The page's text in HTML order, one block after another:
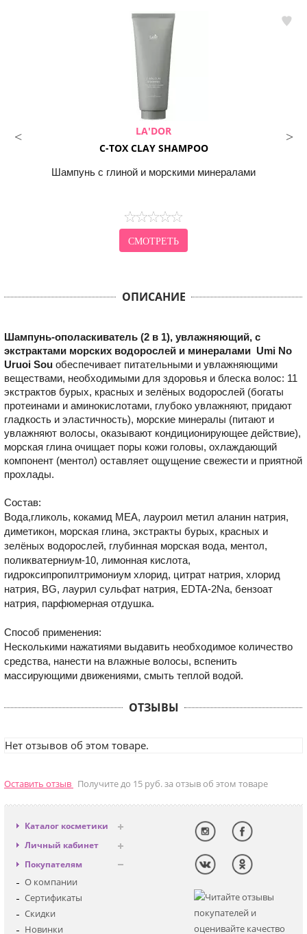
LA'DOR
C-TOX CLAY SHAMPOO
Шампунь с глиной и морскими минералами
СМОТРЕТЬ
ОПИСАНИЕ
Шампунь-ополаскиватель (2 в 1), увлажняющий, с
экстрактами морских водорослей и минералами Umi No
Uruoi Sou обеспечивает питательными и увлажняющими
веществами, необходимыми для здоровья и блеска волос: 11
экстрактов бурых, красных и зелёных водорослей (богаты
протеинами и аминокислотами, глубоко увлажняют, придают
гладкость и эластичность), морские минералы (питают и
увлажняют волосы, оказывают кондиционирующее действие),
морская глина очищает поры кожи головы, охлаждающий
компонент (ментол) оставляет ощущение свежести и приятной
прохлады.
Состав:
Вода,гликоль, кокамид МЕА, лауроил метил аланин натрия,
диметикон, морская глина, экстракты бурых, красных и
зелёных водорослей, глубинная морская вода, ментол,
поликватерниум-10, лимонная кислота,
гидроксипропилтримониум хлорид, цитрат натрия, хлорид
натрия, BG, лаурил сульфат натрия, EDTA-2Na, бензоат
натрия, парфюмерная отдушка.
Способ применения:
Несколькими нажатиями выдавить необходимое количество
средства, нанести на влажные волосы, вспенить
массирующими движениями, смыть теплой водой.
ОТЗЫВЫ
Нет отзывов об этом товаре.
Оставить отзыв Получите до 15 руб. за отзыв об этом товаре
Каталог косметики
Антивозрастная
Декоративная
Для глаз
Для тела
Личный кабинет
Вход
Регистрация
Покупателям
О компании
Сертификаты
Скидки
Новинки